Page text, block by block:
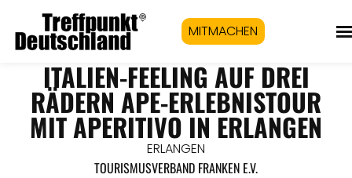
MITMACHEN
ITALIEN-FEELING AUF DREI
RÄDERN APE-ERLEBNISTOUR
MIT APERITIVO IN ERLANGEN
ERLANGEN
TOURISMUSVERBAND FRANKEN E.V.